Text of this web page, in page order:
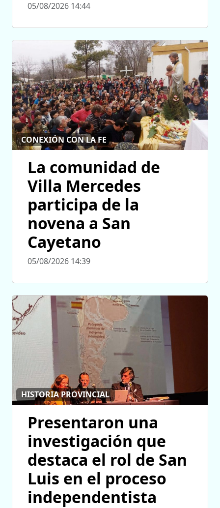
05/08/2026 14:44
CONEXIÓN CON LA FE
La comunidad de
Villa Mercedes
participa de la
novena a San
Cayetano
05/08/2026 14:39
HISTORIA PROVINCIAL
Presentaron una
investigación que
destaca el rol de San
Luis en el proceso
independentista